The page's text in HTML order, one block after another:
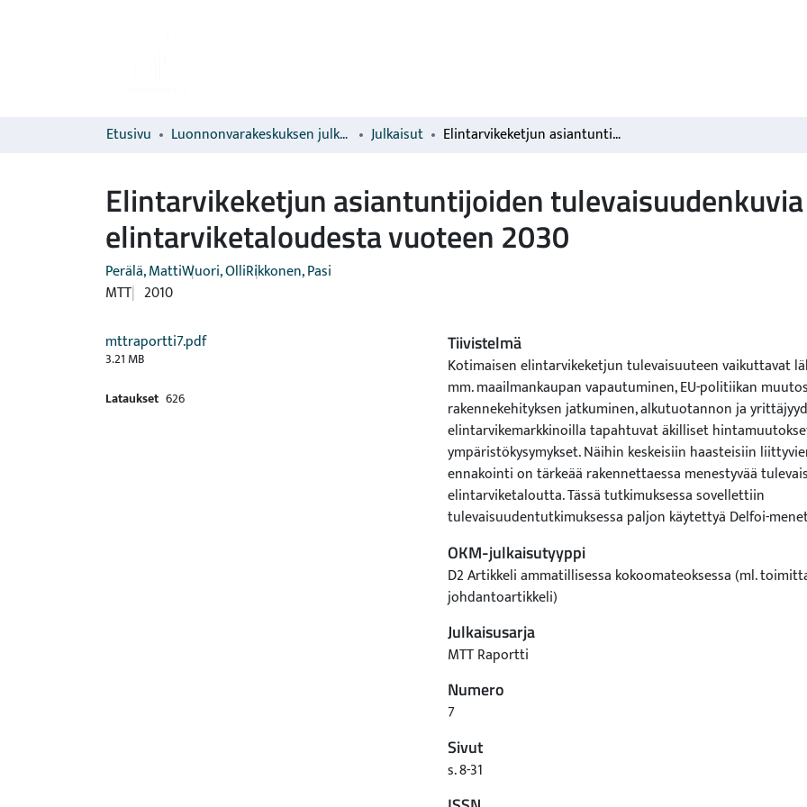
Etusivu Luonnonvarakeskuksen julkaisut Julkaisut Elintarvikeketjun asiantuntijoiden tulevaisuudenkuvia Suomen maa- ja elintarviketaloudesta vuoteen 2030
Elintarvikeketjun asiantuntijoiden
elintarviketaloudesta vuoteen 2030
Perälä, MattiWuori, OlliRikkonen, Pasi
MTT 2010
mttraportti7.pdf
3.21 MB
Lataukset 626
Tiivistelmä
Kotimaisen elintarvikeketjun tulevaisuuteen vaikuttavat
mm. maailmankaupan vapautuminen, EU-politiikan
rakennekehityksen jatkuminen, alkutuotannon ja
elintarvikemarkkinoilla tapahtuvat äkilliset
ympäristökysymykset. Näihin keskeisiin haasteisiin
ennakointi on tärkeää rakennettaessa menestyvää
elintarviketaloutta. Tässä tutkimuksessa sovellettiin
tulevaisuudentutkimuksessa paljon käytettyä Delfoi-
asiantuntijanäkemysten keruu- ja jäsentämistekniikka.
kartoitettiin elintarvikeketjun asiantuntijoiden
kotimainen maa- ja elintarviketalous näyttää
kehityksen kannalta keskeisimmät muutokset,
politiikkahaasteita toimintaympäristön muutos tuo
kohti vuotta 2030. Delfoi-tutkimus toteutettiin joulukuun
2009 välisenä aikana haastatteluina ja kyselyillä. Kyselyssä
tarkasteltiin neljässä teemassa: 1) politiikka ja instituutiot,
Kyselyissä asiantuntijoilta pyydettiin arvioita
toivotusta ja todennäköisestä muutoksesta sekä
varmuudesta. Ensimmäisellä kierroksella kysely lähetettiin
OKM-julkaisutyyppi
D2 Artikkeli ammatillisessa kokoomateoksessa (ml.
johdantoartikkeli)
Julkaisusarja
MTT Raportti
Numero
7
Sivut
s. 8-31